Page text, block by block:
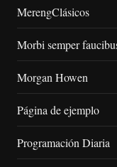
MerengClásicos
Morbi semper
Morgan Howen
Página de ejemplo
Programación Diaria